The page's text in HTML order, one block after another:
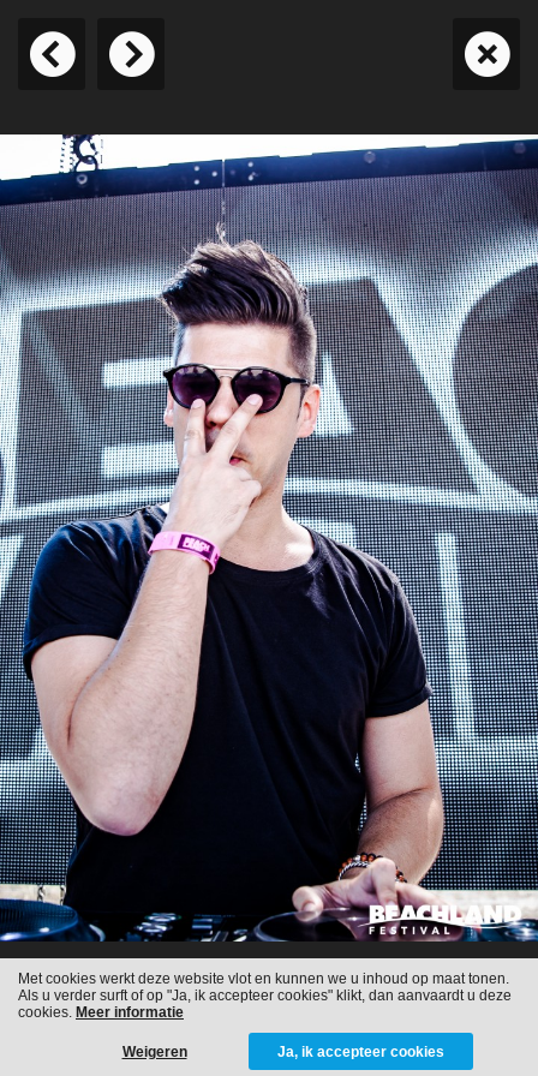
Met cookies werkt deze website vlot en kunnen we u inhoud op maat tonen.
Als u verder surft of op "Ja, ik accepteer cookies" klikt, dan aanvaardt u deze
cookies. Meer informatie
Weigeren Ja, ik accepteer cookies